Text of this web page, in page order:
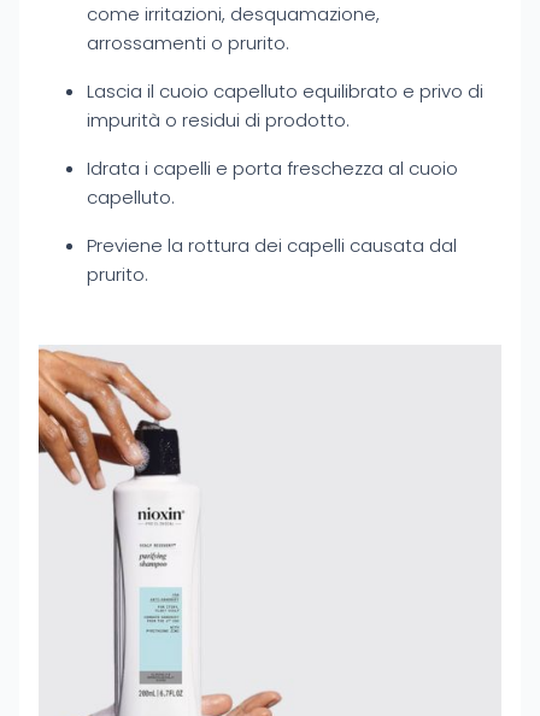
come irritazioni, desquamazione,
arrossamenti o prurito.
Lascia il cuoio capelluto equilibrato e privo di
impurità o residui di prodotto.
Idrata i capelli e porta freschezza al cuoio
capelluto.
Previene la rottura dei capelli causata dal
prurito.